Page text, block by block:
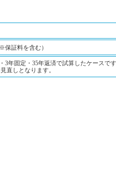
※保証料を含む）
3年固定・35年返済で試算したケースで
直しとなります。